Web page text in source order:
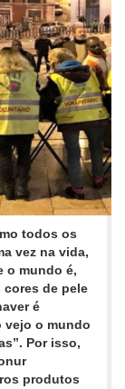
todos os
vez na vida,
o mundo é,
de pele
é
vejo o mundo
Por isso,
produtos